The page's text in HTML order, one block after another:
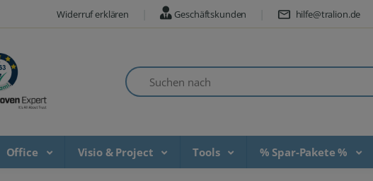
Widerruf erklären Geschäftskunden hilfe@tralion.de
Suchen nach
Office Visio & Project Tools % Spar-Pakete %